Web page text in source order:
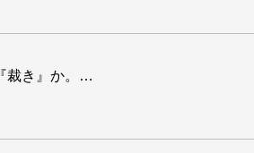
き』か。
…